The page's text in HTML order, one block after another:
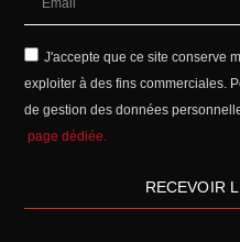
J'accepte que ce site conserve
exploiter à des fins commerciales.
de gestion des données
page dédiée.
RECEVOIR